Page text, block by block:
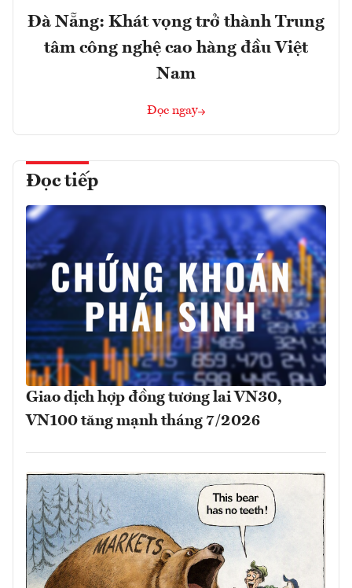
Đà Nẵng: Khát vọng trở thành Trung
tâm công nghệ cao hàng đầu Việt
Nam
Đọc ngay
Đọc tiếp
Giao dịch hợp đồng tương lai VN30,
VN100 tăng mạnh tháng 7/2026